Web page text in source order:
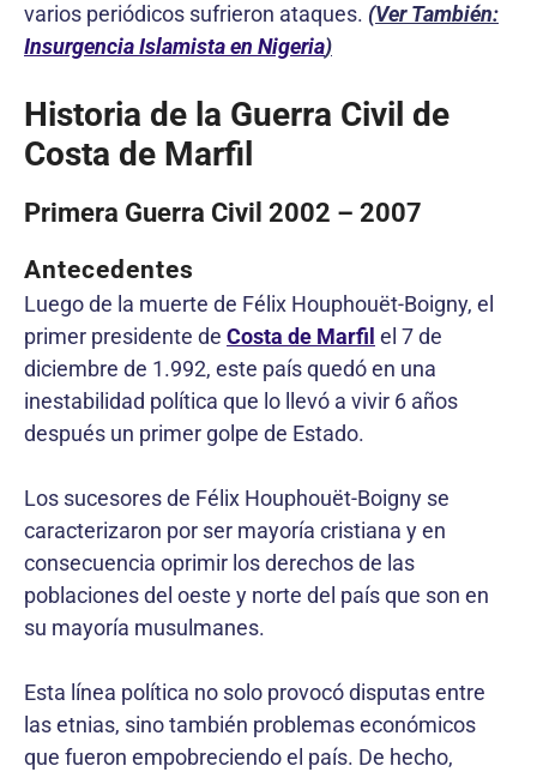
varios periódicos sufrieron ataques. (Ver También:
Insurgencia Islamista en Nigeria)
Historia de la Guerra Civil de
Costa de Marfil
Primera Guerra Civil 2002 – 2007
Antecedentes
Luego de la muerte de Félix Houphouët-Boigny, el
primer presidente de Costa de Marfil el 7 de
diciembre de 1.992, este país quedó en una
inestabilidad política que lo llevó a vivir 6 años
después un primer golpe de Estado.
Los sucesores de Félix Houphouët-Boigny se
caracterizaron por ser mayoría cristiana y en
consecuencia oprimir los derechos de las
poblaciones del oeste y norte del país que son en
su mayoría musulmanes.
Esta línea política no solo provocó disputas entre
las etnias, sino también problemas económicos
que fueron empobreciendo el país. De hecho,